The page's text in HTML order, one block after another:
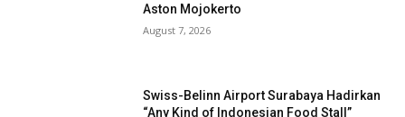
Aston Mojokerto
August 7, 2026
Swiss-Belinn Airport Surabaya Hadirkan
“Any Kind of Indonesian Food Stall”